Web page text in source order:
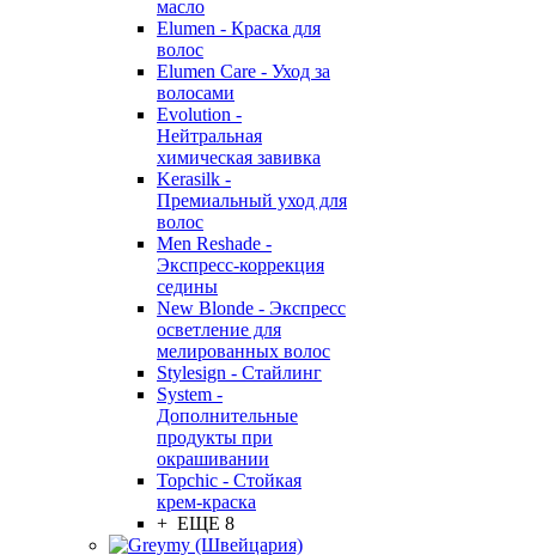
масло
Elumen - Краска для
волос
Elumen Care - Уход за
волосами
Evolution -
Нейтральная
химическая завивка
Kerasilk -
Премиальный уход для
волос
Men Reshade -
Экспресс-коррекция
седины
New Blonde - Экспресс
осветление для
мелированных волос
Stylesign - Стайлинг
System -
Дополнительные
продукты при
окрашивании
Topchic - Стойкая
крем-краска
+ ЕЩЕ 8